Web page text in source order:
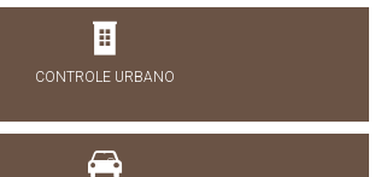
CONTROLE URBANO